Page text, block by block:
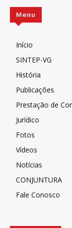
Menu
Início
SINTEP-VG
História
Publicações
Prestação de
Jurídico
Fotos
Vídeos
Notícias
CONJUNTURA
Fale Conosco